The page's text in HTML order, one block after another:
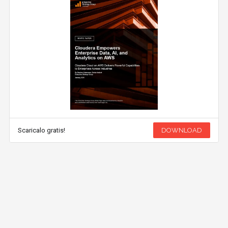
Scaricalo gratis! DOWNLOAD